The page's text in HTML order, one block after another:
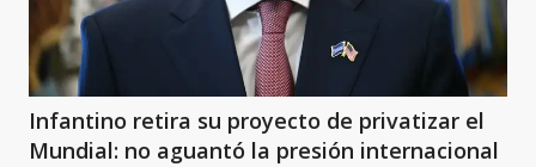
Infantino retira su proyecto de privatizar el
Mundial: no aguantó la presión internacional